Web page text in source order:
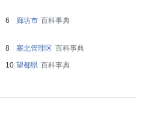
廊坊市 百科事典
塞北管理区 百科事典
望都県 百科事典